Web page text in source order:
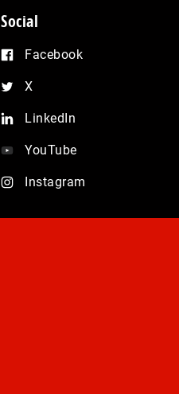
Social
Facebook
X
LinkedIn
YouTube
Instagram